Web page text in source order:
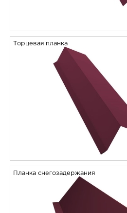
Торцевая планка
Планка снегозадержания